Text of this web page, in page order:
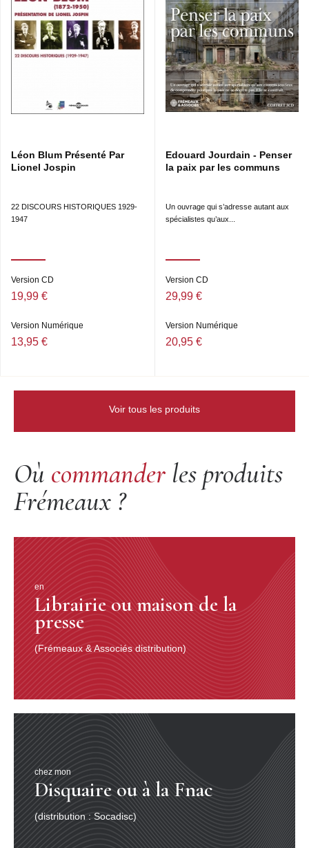
Léon Blum Présenté Par
Lionel Jospin
22 DISCOURS HISTORIQUES 1929-
1947
Version CD
19,99 €
Version Numérique
13,95 €
Edouard Jourdain - Penser
la paix par les communs
Un ouvrage qui s’adresse autant aux
spécialistes qu’aux...
Version CD
29,99 €
Version Numérique
20,95 €
Voir tous les produits
Où commander les produits
Frémeaux ?
en
Librairie ou maison de la
presse
(Frémeaux & Associés distribution)
chez mon
Disquaire ou à la Fnac
(distribution : Socadisc)